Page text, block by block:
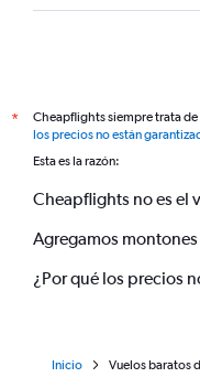
*
Cheapflights siempre trata
los precios no están
Esta es la razón:
Cheapflights no es el
Agregamos
¿Por qué los precios
Inicio Vuelos baratos